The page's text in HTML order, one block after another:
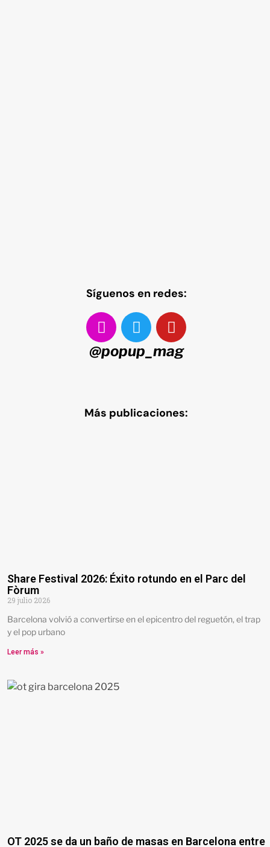
Síguenos en redes:
@popup_mag
Más publicaciones:
Share Festival 2026: Éxito rotundo en el Parc del
Fòrum
29 julio 2026
Barcelona volvió a convertirse en el epicentro del reguetón, el trap
y el pop urbano
Leer más »
OT 2025 se da un baño de masas en Barcelona entre